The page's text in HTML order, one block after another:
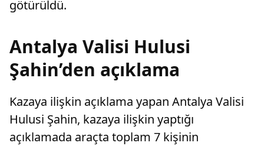
götürüldü.
Antalya Valisi Hulusi
Şahin’den açıklama
Kazaya ilişkin açıklama yapan Antalya Valisi
Hulusi Şahin, kazaya ilişkin yaptığı
açıklamada araçta toplam 7 kişinin